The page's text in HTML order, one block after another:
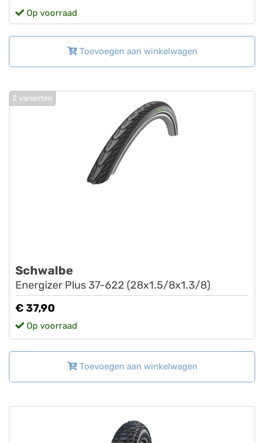
Op voorraad
Toevoegen aan winkelwagen
Schwalbe
Energizer Plus 37-622 (28x1.5/8x1.3/8)
2 varianten
€ 37,90
Op voorraad
Toevoegen aan winkelwagen